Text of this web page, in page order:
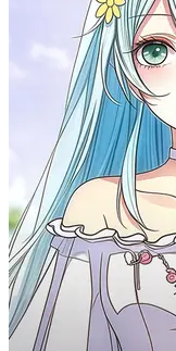
After
the